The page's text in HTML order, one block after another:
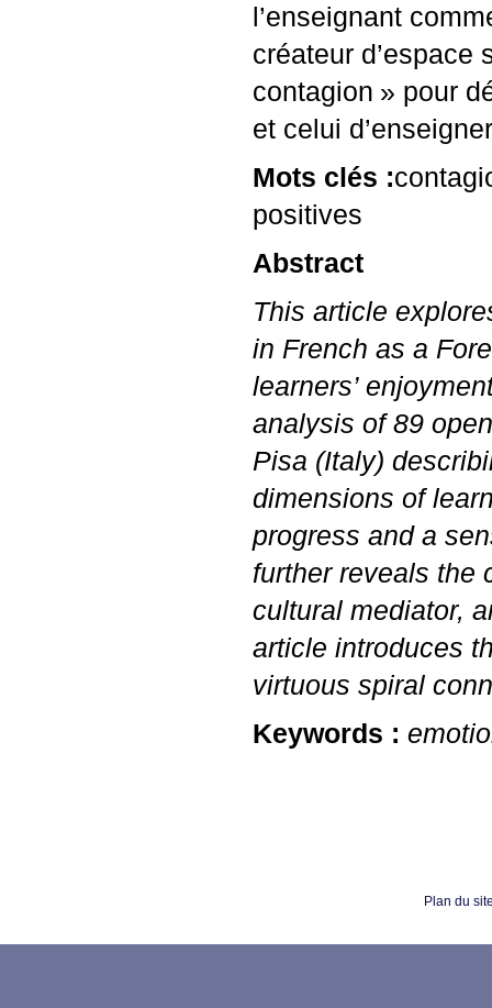
l’enseignant
créateur d’espace
contagion » pour
et celui
Mots clés :
positives
Abstract
This article
in French as a
learners’
analysis of 89
Pisa (Italy)
dimensions of
progress and a
further reveals the
cultural mediator,
article introduces
virtuous spiral
Keywords :
Plan du